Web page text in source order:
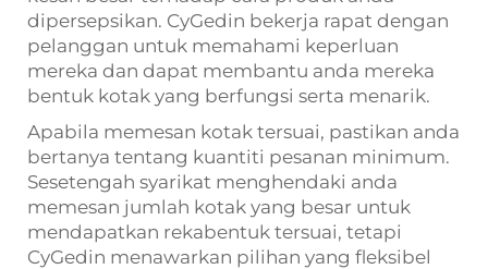
dipersepsikan. CyGedin bekerja rapat dengan
pelanggan untuk memahami keperluan
mereka dan dapat membantu anda mereka
bentuk kotak yang berfungsi serta menarik.
Apabila memesan kotak tersuai, pastikan anda
bertanya tentang kuantiti pesanan minimum.
Sesetengah syarikat menghendaki anda
memesan jumlah kotak yang besar untuk
mendapatkan rekabentuk tersuai, tetapi
CyGedin menawarkan pilihan yang fleksibel